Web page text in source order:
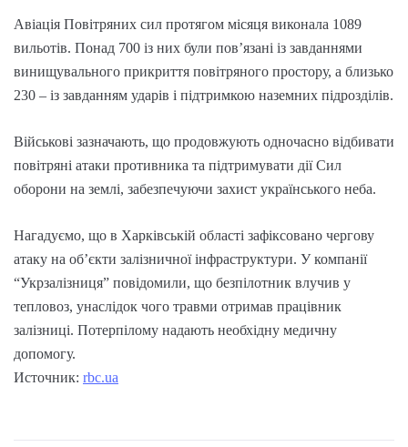
Авіація Повітряних сил протягом місяця виконала 1089
вильотів. Понад 700 із них були пов’язані із завданнями
винищувального прикриття повітряного простору, а близько
230 – із завданням ударів і підтримкою наземних підрозділів.
Військові зазначають, що продовжують одночасно відбивати
повітряні атаки противника та підтримувати дії Сил
оборони на землі, забезпечуючи захист українського неба.
Нагадуємо, що в Харківській області зафіксовано чергову
атаку на об’єкти залізничної інфраструктури. У компанії
“Укрзалізниця” повідомили, що безпілотник влучив у
тепловоз, унаслідок чого травми отримав працівник
залізниці. Потерпілому надають необхідну медичну
допомогу.
Источник: rbc.ua